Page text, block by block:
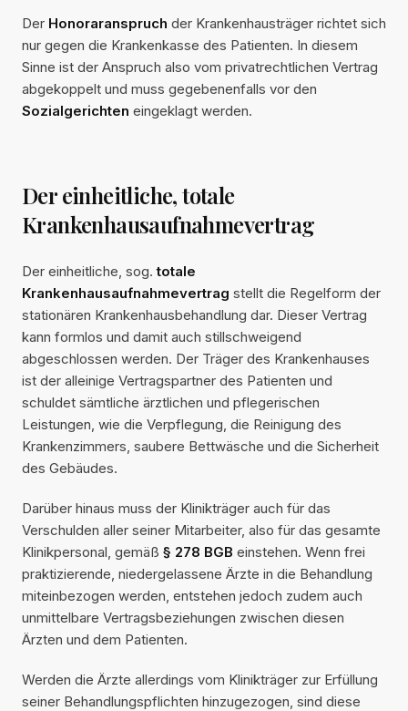
Der Honoraranspruch der Krankenhausträger richtet sich
nur gegen die Krankenkasse des Patienten. In diesem
Sinne ist der Anspruch also vom privatrechtlichen Vertrag
abgekoppelt und muss gegebenenfalls vor den
Sozialgerichten eingeklagt werden.
Der einheitliche, totale
Krankenhausaufnahmevertrag
Der einheitliche, sog.totale
Krankenhausaufnahmevertrag stellt die Regelform der
stationären Krankenhausbehandlung dar. Dieser Vertrag
kann formlos und damit auch stillschweigend
abgeschlossen werden. Der Träger des Krankenhauses
ist der alleinige Vertragspartner des Patienten und
schuldet sämtliche ärztlichen und pflegerischen
Leistungen, wie die Verpflegung, die Reinigung des
Krankenzimmers, saubere Bettwäsche und die Sicherheit
des Gebäudes.
Darüber hinaus muss der Klinikträger auch für das
Verschulden aller seiner Mitarbeiter, also für das gesamte
Klinikpersonal, gemäß § 278 BGB einstehen. Wenn frei
praktizierende, niedergelassene Ärzte in die Behandlung
miteinbezogen werden, entstehen jedoch zudem auch
unmittelbare Vertragsbeziehungen zwischen diesen
Ärzten und dem Patienten.
Werden die Ärzte allerdings vom Klinikträger zur Erfüllung
seiner Behandlungspflichten hinzugezogen, sind diese